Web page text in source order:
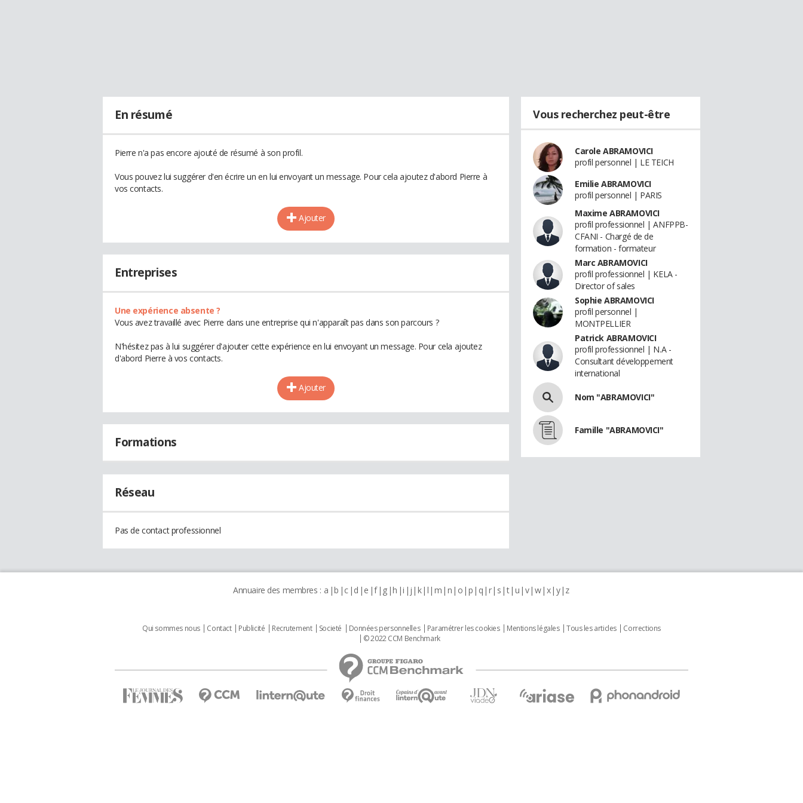
En résumé
Pierre n'a pas encore ajouté de résumé à son profil.
Vous pouvez lui suggérer d'en écrire un en lui envoyant un message. Pour cela ajoutez d'abord Pierre à
vos contacts.
Ajouter
Entreprises
Une expérience absente ?
Vous avez travaillé avec Pierre dans une entreprise qui n'apparaît pas dans son parcours ?
N'hésitez pas à lui suggérer d'ajouter cette expérience en lui envoyant un message. Pour cela ajoutez
d'abord Pierre à vos contacts.
Ajouter
Formations
Réseau
Pas de contact professionnel
Vous recherchez peut-être
Carole ABRAMOVICI
profil personnel | LE TEICH
Emilie ABRAMOVICI
profil personnel | PARIS
Maxime ABRAMOVICI
profil professionnel | ANFPPB-
CFANI - Chargé de de
formation - formateur
Marc ABRAMOVICI
profil professionnel | KELA -
Director of sales
Sophie ABRAMOVICI
profil personnel |
MONTPELLIER
Patrick ABRAMOVICI
profil professionnel | N.A -
Consultant développement
international
Nom "ABRAMOVICI"
Famille "ABRAMOVICI"
Annuaire des membres : a b c d e f g h i j k l m n o p q r s t u v w x y z
Qui sommes nous Contact Publicité Recrutement Societé Données personnelles Paramétrer les cookies Mentions légales Tous les articles
Corrections
© 2022 CCM Benchmark